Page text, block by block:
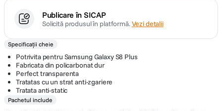
Publicare în SICAP
Solicită produsul în platformă.Vezi detalii
Specificații cheie
Potrivita pentru Samsung Galaxy S8 Plus
Fabricata din policarbonat dur
Perfect transparenta
Tratatas cu un strat anti-zgariere
Tratata anti-static
Pachetul include